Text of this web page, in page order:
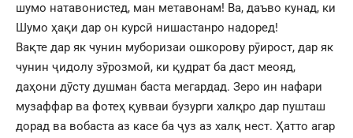
шумо натавонистед, ман метавонам! Ва, даъво кунад, ки
Шумо ҳақи дар он курсӣ нишастанро надоред!
Вақте дар як чунин муборизаи ошкорову рӯирост, дар як
чунин ҷидолу зӯрозмоӣ, ки қудрат ба даст меояд,
даҳони дӯсту душман баста мегардад. Зеро ин нафари
музаффар ва фотеҳ қувваи бузурги халқро дар пушташ
дорад ва вобаста аз касе ба ҷуз аз халқ нест. Ҳатто агар